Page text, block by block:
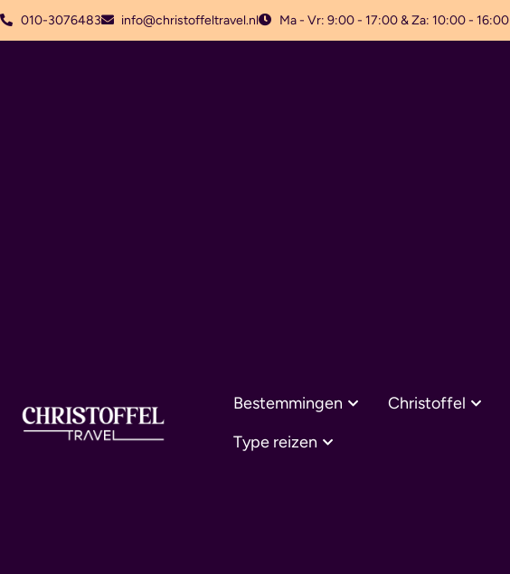
010-3076483 info@christoffeltravel.nl Ma - Vr: 9:00 - 17:00 & Za: 10:00 - 16:00
Bestemmingen
Christoffel
Type reizen